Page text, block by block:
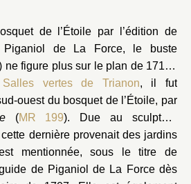
de l’Étoile par l’édition de
de La Force, le buste
ne figure plus sur le plan de 1714 :
Salles vertes de Trianon, il fut
ouest du bosquet de l’Étoile, par
(MR 199). Due au sculpteur
dernière provenait des jardins
mentionnée, sous le titre de
de Piganiol de La Force dès